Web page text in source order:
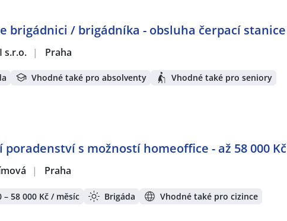
brigádnici / brigádníka - obsluha čerpací stanice
s.r.o. | Praha
Vhodné také pro absolventy Vhodné také pro seniory
s možností homeoffice - až 58 000 Kč
| Praha
– 58 000 Kč / měsíc Brigáda Vhodné také pro cizince